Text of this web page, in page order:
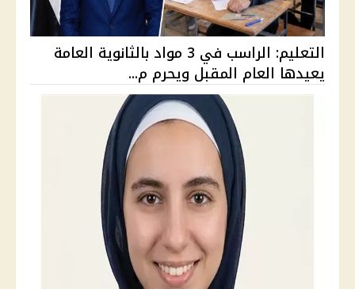
التعليم: الراسب في 3 مواد بالثانوية العامة
يعيدها العام المقبل ويحرم م...